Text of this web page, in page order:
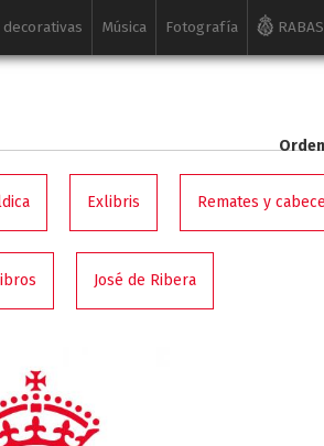
Música Fotografía
Exlibris Remates y
José de Ribera